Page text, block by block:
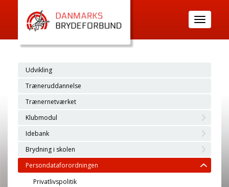
Toggle
navigation
Udvikling
Træneruddannelse
Trænernetværket
Klubmodul
Idebank
Brydning i skolen
Persondataforordningen
Privatlivspolitik